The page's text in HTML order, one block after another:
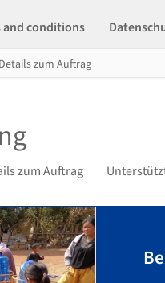
and conditions
Details zum Auftrag
zum Auftrag